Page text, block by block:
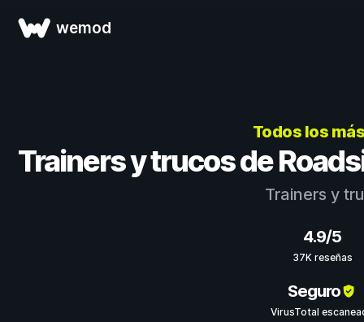
wemod
Todos los
Trainers y trucos de
Trainers y
4.9/5
37K reseñas
Seguro
VirusTotal